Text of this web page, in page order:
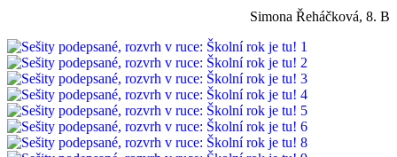
Simona Řeháčková, 8. B